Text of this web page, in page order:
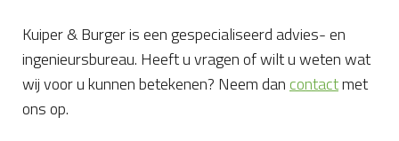
Kuiper & Burger is een gespecialiseerd advies- en
ingenieursbureau. Heeft u vragen of wilt u weten wat
wij voor u kunnen betekenen? Neem dancontactmet
ons op.